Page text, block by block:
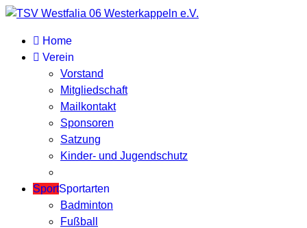
Home
Verein
Vorstand
Mitgliedschaft
Mailkontakt
Sponsoren
Satzung
Kinder- und Jugendschutz
SportSportarten
Badminton
Fußball